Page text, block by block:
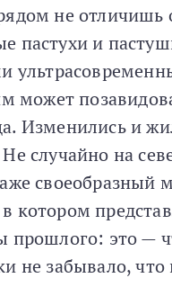
не отличишь
пастухи и
может
Изменились и
случайно на
своеобразный
котором
прошлого: это —
не забывало,